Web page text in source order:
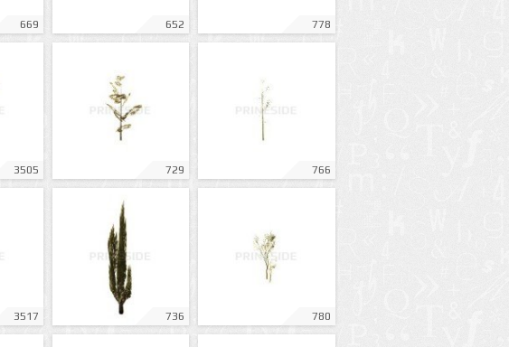
669 652 778
3505 729 766
3517 736 780